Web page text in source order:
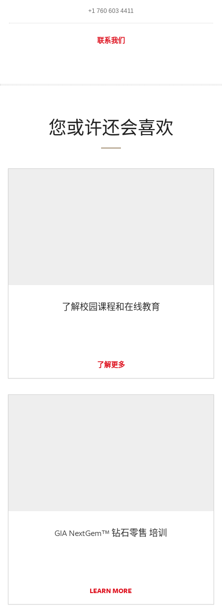
+1 760 603 4411
联系我们
您或许还会喜欢
了解校园课程和在线教育
了解更多
GIA NextGem™ 钻石零售 培训
LEARN MORE